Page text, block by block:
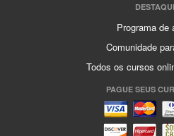
Programa de
Comunidade
Todos os cursos
PAGUE SEUS